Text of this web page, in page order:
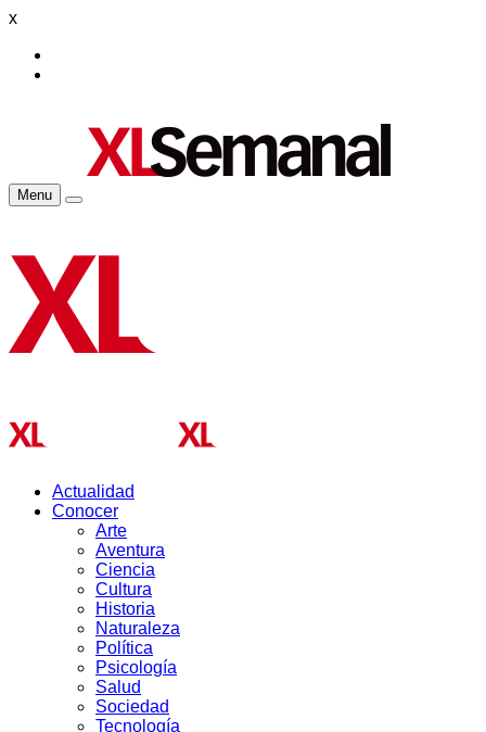
x
Menu
Actualidad
Conocer
Arte
Aventura
Ciencia
Cultura
Historia
Naturaleza
Política
Psicología
Salud
Sociedad
Tecnología